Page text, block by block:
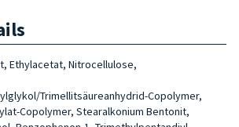
Ethylacetat, Nitrocellulose,
Trimellitsäureanhydrid-Copolymer,
Copolymer, Stearalkonium Bentonit,